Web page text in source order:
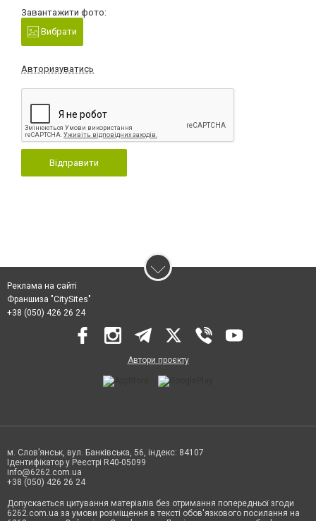
Завантажити фото:
Вибрати
Авторизуватись
Відправити
Реклама на сайті
Франшиза "CitySites"
+38 (050) 426 26 24
Автори проєкту
м. Слов’янськ, вул. Банківська, 56, індекс: 84107
Ідентифікатор у Реєстрі R40-05099
info@6262.com.ua
+38 (050) 426 26 24
Допускається цитування матеріалів без отримання попередньої згоди
6262.com.ua за умови розміщення в тексті обов'язкового посилання на